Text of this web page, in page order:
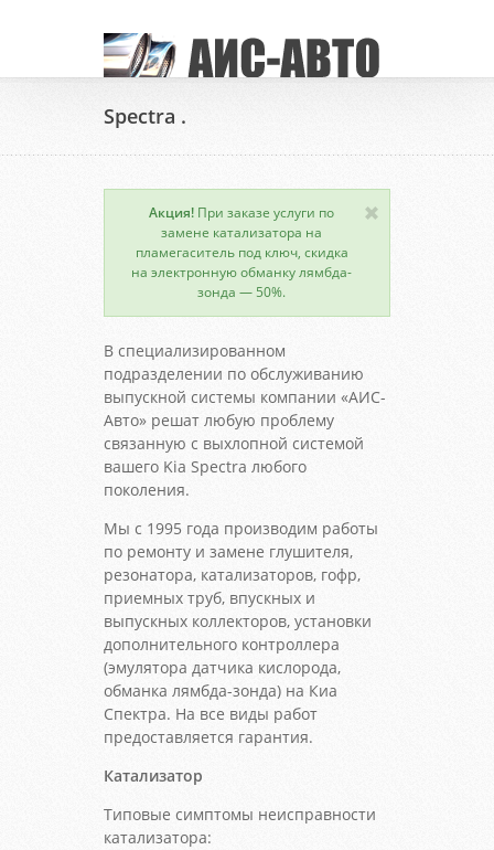
Spectra .
Акция! При заказе услуги по
замене катализатора на
пламегаситель под ключ, скидка
на электронную обманку лямбда-
зонда — 50%.
В специализированном
подразделении по обслуживанию
выпускной системы компании «АИС-
Авто» решат любую проблему
связанную с выхлопной системой
вашего Kia Spectra любого
поколения.
Мы с 1995 года производим работы
по ремонту и замене глушителя,
резонатора, катализаторов, гофр,
приемных труб, впускных и
выпускных коллекторов, установки
дополнительного контроллера
(эмулятора датчика кислорода,
обманка лямбда-зонда) на Киа
Спектра. На все виды работ
предоставляется гарантия.
Катализатор
Типовые симптомы неисправности
катализатора: